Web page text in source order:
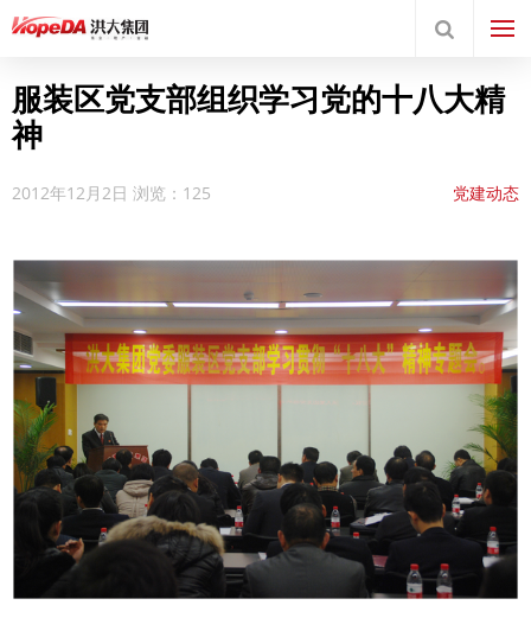
服装区党支部组织学习党的十八大精
神
2012年12月2日 浏览：125 党建动态